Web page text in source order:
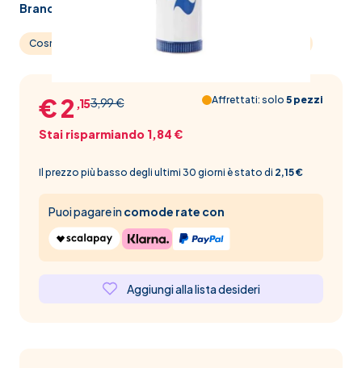
Brand:
Cosmesi Prodotti per il viso
3,99 €
€ 2 ,15
Stai risparmiando 1,84 €
Affrettati: solo 5 pezzi
Il prezzo più basso degli ultimi 30 giorni è stato di 2,15 €
Puoi pagare incomode rate con
Aggiungi alla lista desideri